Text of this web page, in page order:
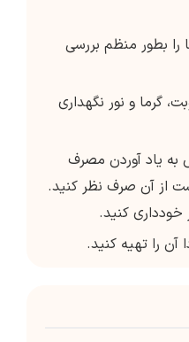
بطور منظم بررسی
گرما و نور نگهداری
یاد آوردن مصرف
از آن صرف نظر کنید.
خودداری کنید.
را تهیه کنید.